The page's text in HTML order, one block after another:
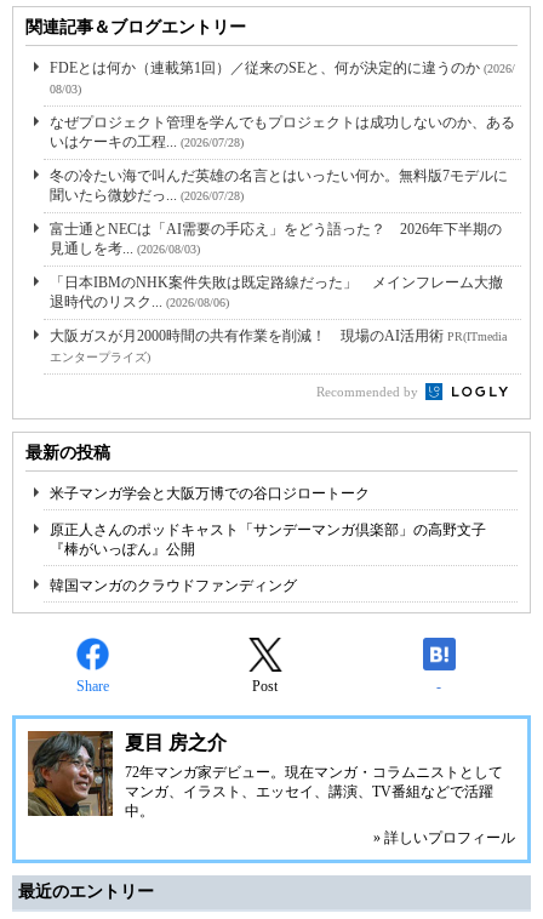
関連記事＆ブログエントリー
FDEとは何か（連載第1回）／従来のSEと、何が決定的に違うのか (2026/
08/03)
なぜプロジェクト管理を学んでもプロジェクトは成功しないのか、ある
いはケーキの工程... (2026/07/28)
冬の冷たい海で叫んだ英雄の名言とはいったい何か。無料版7モデルに
聞いたら微妙だっ... (2026/07/28)
富士通とNECは「AI需要の手応え」をどう語った？ 2026年下半期の
見通しを考... (2026/08/03)
「日本IBMのNHK案件失敗は既定路線だった」 メインフレーム大撤
退時代のリスク... (2026/08/06)
大阪ガスが月2000時間の共有作業を削減！ 現場のAI活用術 PR(ITmedia
エンタープライズ)
Recommended by
最新の投稿
米子マンガ学会と大阪万博での谷口ジロートーク
原正人さんのポッドキャスト「サンデーマンガ倶楽部」の高野文子
『棒がいっぽん』公開
韓国マンガのクラウドファンディング
Share Post -
夏目 房之介
72年マンガ家デビュー。現在マンガ・コラムニストとして
マンガ、イラスト、エッセイ、講演、TV番組などで活躍
中。
» 詳しいプロフィール
最近のエントリー